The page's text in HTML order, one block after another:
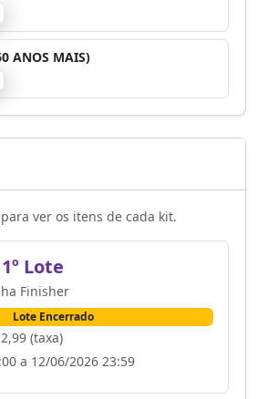
ANOS MAIS)
para ver os itens de cada kit.
Lote
Finisher
Lote Encerrado
(taxa)
a 12/06/2026 23:59